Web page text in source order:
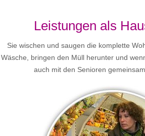
Leistungen als
Sie wischen und saugen die komplette
Wäsche, bringen den Müll herunter und
auch mit den Senioren